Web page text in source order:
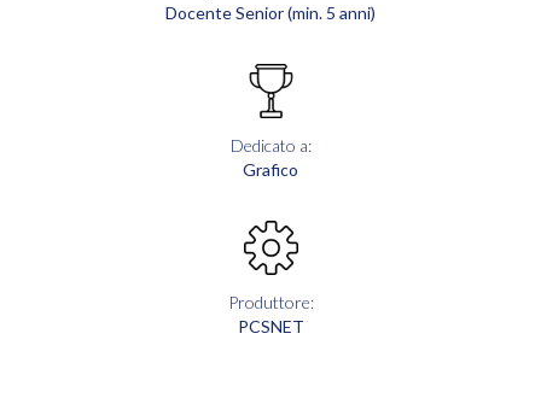
Docente Senior (min. 5 anni)
Dedicato a:
Grafico
Produttore:
PCSNET